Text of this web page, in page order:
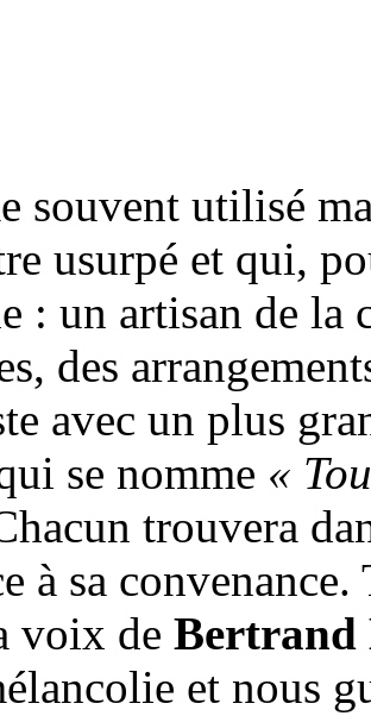
souvent utilisé
usurpé et qui,
: un artisan de la
des
avec un plus
se nomme «
trouvera
à sa
voix de Bertrand
et nous